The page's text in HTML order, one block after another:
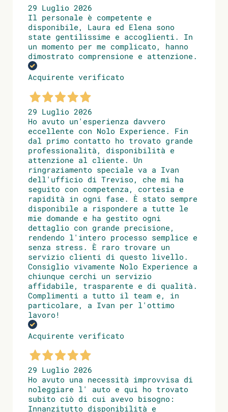
29 Luglio 2026
Il personale è competente e
disponibile, Laura ed Elena sono
state gentilissime e accoglienti. In
un momento per me complicato, hanno
dimostrato comprensione e attenzione.
Acquirente verificato
29 Luglio 2026
Ho avuto un'esperienza davvero
eccellente con Nolo Experience. Fin
dal primo contatto ho trovato grande
professionalità, disponibilità e
attenzione al cliente. Un
ringraziamento speciale va a Ivan
dell'ufficio di Treviso, che mi ha
seguito con competenza, cortesia e
rapidità in ogni fase. È stato sempre
disponibile a rispondere a tutte le
mie domande e ha gestito ogni
dettaglio con grande precisione,
rendendo l'intero processo semplice e
senza stress. È raro trovare un
servizio clienti di questo livello.
Consiglio vivamente Nolo Experience a
chiunque cerchi un servizio
affidabile, trasparente e di qualità.
Complimenti a tutto il team e, in
particolare, a Ivan per l'ottimo
lavoro!
Acquirente verificato
29 Luglio 2026
Ho avuto una necessità improvvisa di
noleggiare l' auto e qui ho trovato
subito ciò di cui avevo bisogno:
Innanzitutto disponibilità e